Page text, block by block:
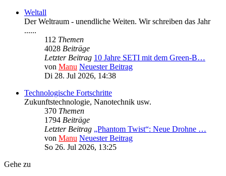
Weltall
Der Weltraum - unendliche Weiten. Wir schreiben das Jahr
......
112 Themen
4028 Beiträge
Letzter Beitrag 10 Jahre SETI mit dem Green-B…
von Manu Neuester Beitrag
Di 28. Jul 2026, 14:38
Technologische Fortschritte
Zukunftstechnologie, Nanotechnik usw.
370 Themen
1794 Beiträge
Letzter Beitrag „Phantom Twist“: Neue Drohne …
von Manu Neuester Beitrag
So 26. Jul 2026, 13:25
Gehe zu